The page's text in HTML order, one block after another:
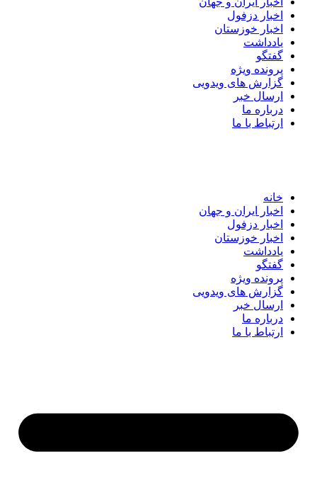
اخبار دزفول
اخبار خوزستان
یادداشت
گفتگو
پرونده ویژه
گزارش های ویدویی
ارسال خبر
درباره ما
ارتباط با ما
خانه
اخبار ایران و جهان
اخبار دزفول
اخبار خوزستان
یادداشت
گفتگو
پرونده ویژه
گزارش های ویدویی
ارسال خبر
درباره ما
ارتباط با ما